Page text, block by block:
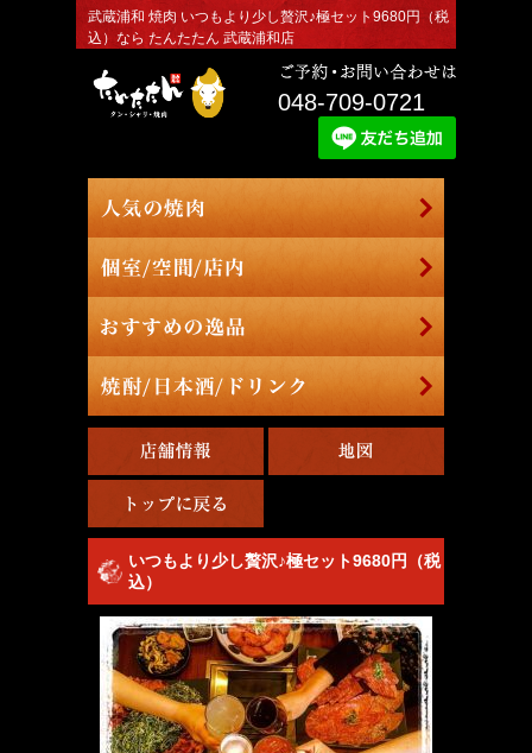
武蔵浦和 焼肉 いつもより少し贅沢♪極セット9680円（税
込）なら たんたたん 武蔵浦和店
048-709-0721
いつもより少し贅沢♪極セット9680円（税
込）